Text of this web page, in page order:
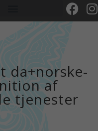
da+norske-
af
tjenester